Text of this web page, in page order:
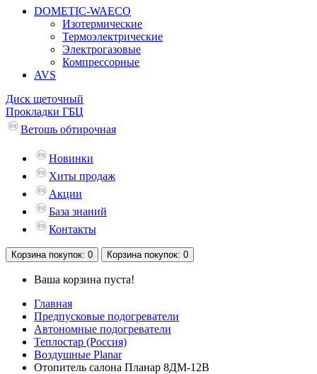
DOMETIC-WAECO
Изотермические
Термоэлектрические
Электрогазовые
Компрессорные
AVS
Диск щеточный
Прокладки ГБЦ
Ветошь обтирочная
Новинки
Хиты продаж
Акции
База знаний
Контакты
Корзина покупок: 0 Корзина покупок: 0
Ваша корзина пуста!
Главная
Предпусковые подогреватели
Автономные подогреватели
Теплостар (Россия)
Воздушные Planar
Отопитель салона Планар 8ДМ-12В